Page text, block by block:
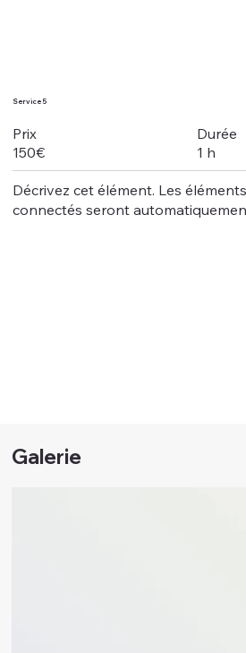
Service 5
Prix
150€
Durée
1 h
Décrivez cet élément. Les
connectés seront
Galerie